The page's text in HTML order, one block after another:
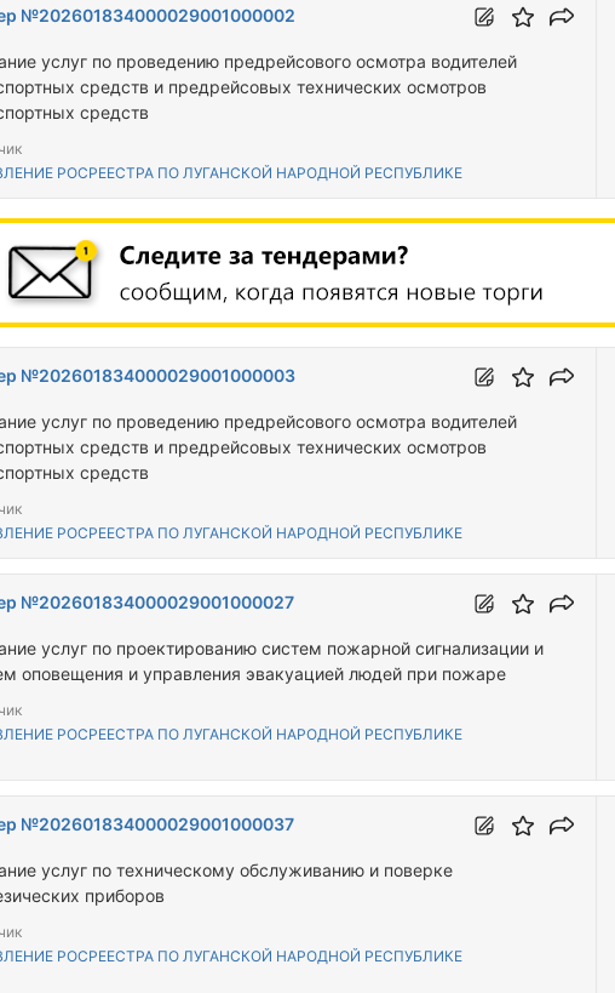
№202601834000029001000002
услуг по проведению предрейсового осмотра водителей
средств и предрейсовых технических осмотров
средств
РОСРЕЕСТРА ПО ЛУГАНСКОЙ НАРОДНОЙ РЕСПУБЛИКЕ
№202601834000029001000003
услуг по проведению предрейсового осмотра водителей
средств и предрейсовых технических осмотров
средств
РОСРЕЕСТРА ПО ЛУГАНСКОЙ НАРОДНОЙ РЕСПУБЛИКЕ
№202601834000029001000027
услуг по проектированию систем пожарной сигнализации и
оповещения и управления эвакуацией людей при пожаре
РОСРЕЕСТРА ПО ЛУГАНСКОЙ НАРОДНОЙ РЕСПУБЛИКЕ
№202601834000029001000037
услуг по техническому обслуживанию и поверке
приборов
РОСРЕЕСТРА ПО ЛУГАНСКОЙ НАРОДНОЙ РЕСПУБЛИКЕ